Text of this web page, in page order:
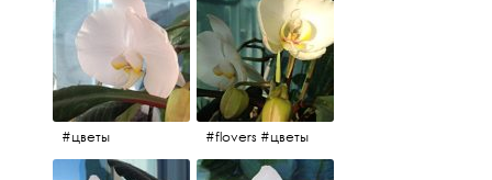
#цветы #flovers #цветы